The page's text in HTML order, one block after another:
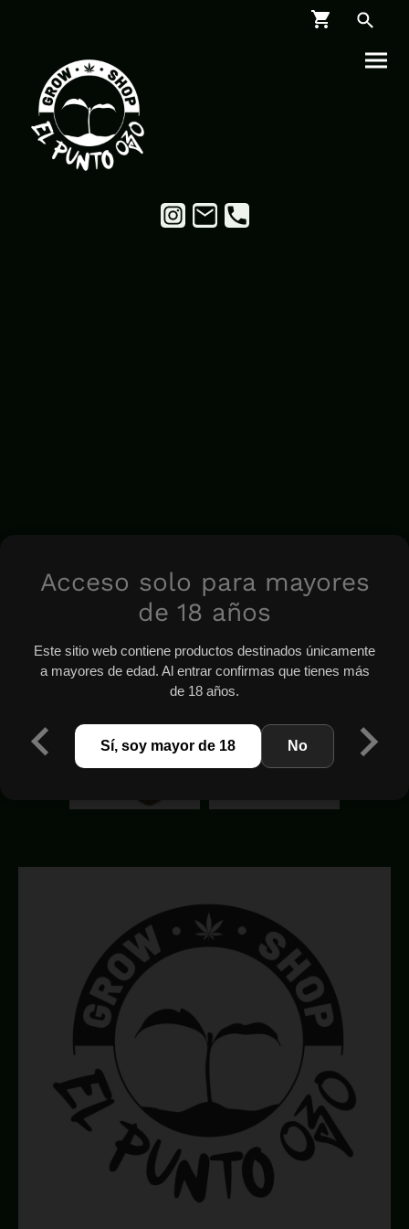
Acceso solo para mayores
de 18 años
Este sitio web contiene productos destinados únicamente
a mayores de edad. Al entrar confirmas que tienes más
de 18 años.
Sí, soy mayor de 18 No